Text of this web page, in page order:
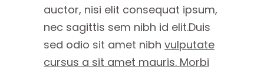
auctor, nisi elit consequat ipsum,
nec sagittis sem nibh id elit.Duis
sed odio sit amet nibh vulputate
cursus a sit amet mauris. Morbi